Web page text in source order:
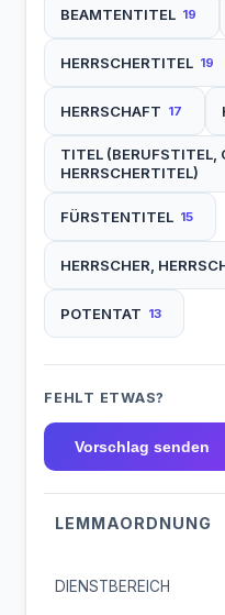
BEAMTENTITEL 19
HERRSCHERTITEL 19
HERRSCHAFT 17
TITEL (BERUFSTITEL,
HERRSCHERTITEL)
FÜRSTENTITEL 15
HERRSCHER,
POTENTAT 13
FEHLT ETWAS?
Vorschlag senden
LEMMAORDNUNG
DIENSTBEREICH